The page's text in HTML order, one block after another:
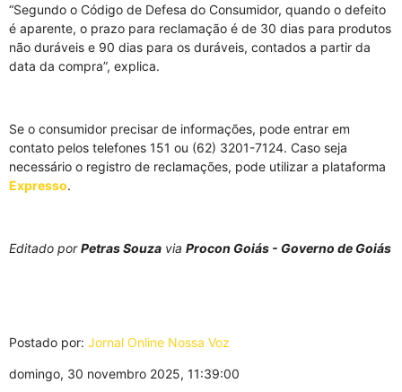
“Segundo o Código de Defesa do Consumidor, quando o defeito
é aparente, o prazo para reclamação é de 30 dias para produtos
não duráveis e 90 dias para os duráveis, contados a partir da
data da compra”, explica.
Se o consumidor precisar de informações, pode entrar em
contato pelos telefones 151 ou (62) 3201-7124. Caso seja
necessário o registro de reclamações, pode utilizar a plataforma
Expresso.
Editado porPetras Souza via Procon Goiás - Governo de Goiás
Postado por: Jornal Online Nossa Voz
domingo, 30 novembro 2025, 11:39:00